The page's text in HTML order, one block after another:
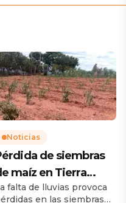
Noticias
de siembras
maíz en Tierra
preocupan a
falta de lluvias provoca
en las siembras